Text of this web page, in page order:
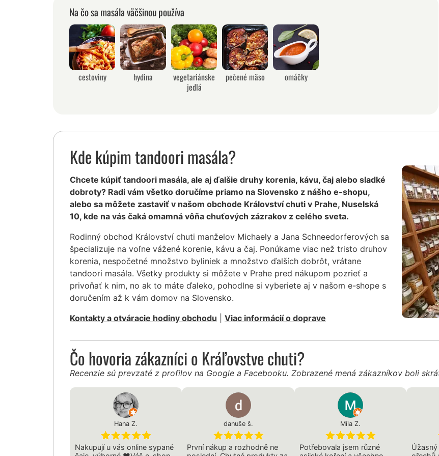
Na čo sa masála väčšinou používa
cestoviny hydina
vegetariánske
jedlá
pečené mäso omáčky
Kde kúpim tandoori masála?
Chcete kúpiť tandoori masála, ale aj ďalšie druhy korenia, kávu, čaj alebo sladké
dobroty? Radi vám všetko doručíme priamo na Slovensko z nášho e-shopu,
alebo sa môžete zastaviť v našom obchode Království chuti v Prahe, Nuselská
10, kde na vás čaká omamná vôňa chuťových zázrakov z celého sveta.
Rodinný obchod Království chuti manželov Michaely a Jana Schneedorferových sa
špecializuje na voľne vážené korenie, kávu a čaj. Ponúkame viac než tristo druhov
korenia, nespočetné množstvo byliniek a množstvo ďalších dobrôt, vrátane
tandoori masála. Všetky produkty si môžete v Prahe pred nákupom pozrieť a
privoňať k nim, no ak to máte ďaleko, pohodlne si vyberiete aj v našom e-shope s
doručením až k vám domov na Slovensko.
Kontakty a otváracie hodiny obchodu
Viac informácií o doprave
Čo hovoria zákazníci o Kráľovstve chuti?
Recenzie sú prevzaté z profilov na Google a Facebooku. Zobrazené mená zákazníkov boli
Hana Z.
Nakupují u vás online sypané
danuše š.
První nákup a rozhodně ne
Míla Z.
Potřebovala jsem různé